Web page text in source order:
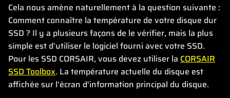
Cela nous amène naturellement à la question suivante :
Comment connaître la température de votre disque dur
SSD ? Il y a plusieurs façons de le vérifier, mais la plus
simple est d'utiliser le logiciel fourni avec votre SSD.
Pour les SSD CORSAIR, vous devez utiliser la CORSAIR
SSD Toolbox. La température actuelle du disque est
affichée sur l'écran d'information principal du disque.